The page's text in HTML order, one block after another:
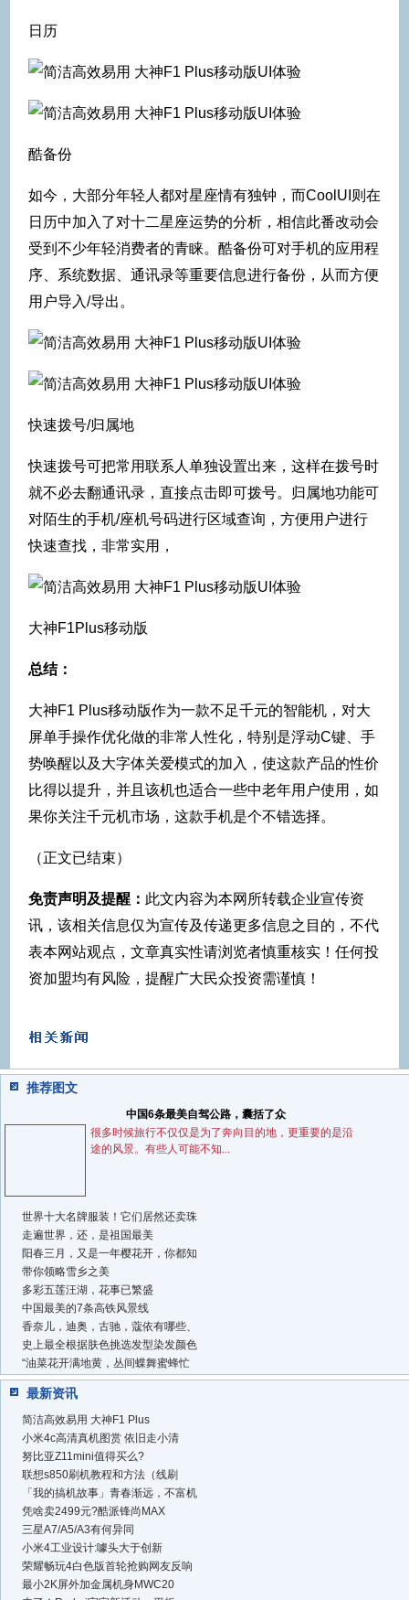
日历
酷备份
如今，大部分年轻人都对星座情有独钟，而CoolUI则在
日历中加入了对十二星座运势的分析，相信此番改动会
受到不少年轻消费者的青睐。酷备份可对手机的应用程
序、系统数据、通讯录等重要信息进行备份，从而方便
用户导入/导出。
快速拨号/归属地
快速拨号可把常用联系人单独设置出来，这样在拨号时
就不必去翻通讯录，直接点击即可拨号。归属地功能可
对陌生的手机/座机号码进行区域查询，方便用户进行
快速查找，非常实用，
大神F1Plus移动版
总结：
大神F1 Plus移动版作为一款不足千元的智能机，对大
屏单手操作优化做的非常人性化，特别是浮动C键、手
势唤醒以及大字体关爱模式的加入，使这款产品的性价
比得以提升，并且该机也适合一些中老年用户使用，如
果你关注千元机市场，这款手机是个不错选择。
（正文已结束）
免责声明及提醒： 此文内容为本网所转载企业宣传资
讯，该相关信息仅为宣传及传递更多信息之目的，不代
表本网站观点，文章真实性请浏览者慎重核实！任何投
资加盟均有风险，提醒广大民众投资需谨慎！
推荐图文
中国6条最美自驾公路，囊括了众
很多时候旅行不仅仅是为了奔向目的地，更重要的是沿
途的风景。有些人可能不知...
世界十大名牌服装！它们居然还卖珠
走遍世界，还，是祖国最美
阳春三月，又是一年樱花开，你都知
带你领略雪乡之美
多彩五莲汪湖，花事已繁盛
中国最美的7条高铁风景线
香奈儿，迪奥，古驰，蔻依有哪些、
史上最全根据肤色挑选发型染发颜色
“油菜花开满地黄，丛间蝶舞蜜蜂忙
最新资讯
简洁高效易用 大神F1 Plus
小米4c高清真机图赏 依旧走小清
努比亚Z11mini值得买么?
联想s850刷机教程和方法（线刷
「我的搞机故事」青春渐远，不富机
凭啥卖2499元?酷派锋尚MAX
三星A7/A5/A3有何异同
小米4工业设计:噱头大于创新
荣耀畅玩4白色版首轮抢购网友反响
最小2K屏外加金属机身MWC20